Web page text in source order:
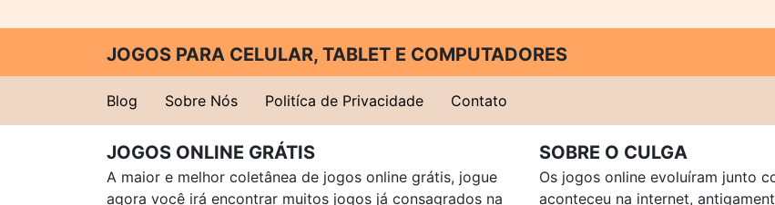
JOGOS PARA CELULAR, TABLET E COMPUTADORES
Blog Sobre Nós Politíca de Privacidade Contato
JOGOS ONLINE GRÁTIS
A maior e melhor coletânea de jogos online grátis, jogue
agora você irá encontrar muitos jogos já consagrados na
SOBRE O CULGA
Os jogos online evoluíram junto
aconteceu na internet,